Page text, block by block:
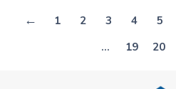
← 1 2 3 4 5
…
19 20